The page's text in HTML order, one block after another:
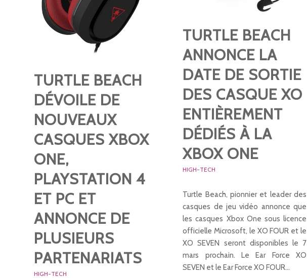
TURTLE BEACH
DÉVOILE DE
NOUVEAUX
CASQUES XBOX
ONE,
PLAYSTATION 4
ET PC ET
ANNONCE DE
PLUSIEURS
PARTENARIATS
HIGH-TECH
TURTLE BEACH
ANNONCE LA
DATE DE SORTIE
DES CASQUE XO
ENTIÈREMENT
DÉDIÉS À LA
XBOX ONE
HIGH-TECH
Turtle Beach, pionnier et leader des
casques de jeu vidéo annonce que
les casques Xbox One sous licence
officielle Microsoft, le XO FOUR et le
XO SEVEN seront disponibles le 7
mars prochain. Le Ear Force XO
SEVEN et le Ear Force XO FOUR…